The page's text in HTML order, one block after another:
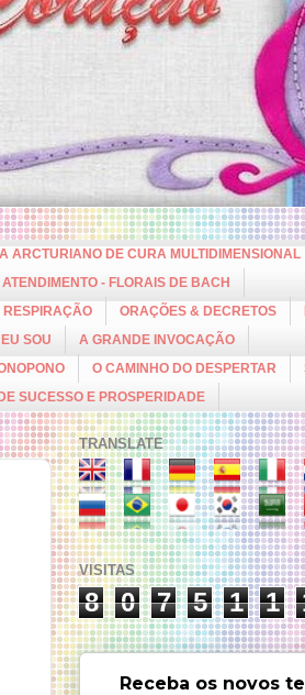
ARCTURIANO DE CURA MULTIDIMENSIONAL
ATENDIMENTO - FLORAIS DE BACH
RESPIRAÇÃO ORAÇÕES & DECRETOS
SOU
A GRANDE INVOCAÇÃO
O CAMINHO DO DESPERTAR
SUCESSO E PROSPERIDADE
TRANSLATE
VISITAS
8 0 7 5 1 1
Receba os novos